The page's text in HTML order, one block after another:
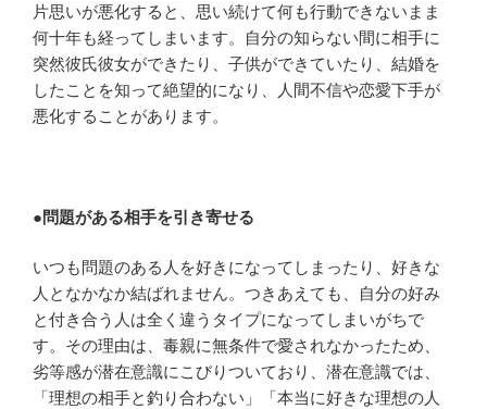
片思いが悪化すると、思い続けて何も行動できないまま
何十年も経ってしまいます。自分の知らない間に相手に
突然彼氏彼女ができたり、子供ができていたり、結婚を
したことを知って絶望的になり、人間不信や恋愛下手が
悪化することがあります。
●問題がある相手を引き寄せる
いつも問題のある人を好きになってしまったり、好きな
人となかなか結ばれません。つきあえても、自分の好み
と付き合う人は全く違うタイプになってしまいがちで
す。その理由は、毒親に無条件で愛されなかったため、
劣等感が潜在意識にこびりついており、潜在意識では、
「理想の相手と釣り合わない」「本当に好きな理想の人